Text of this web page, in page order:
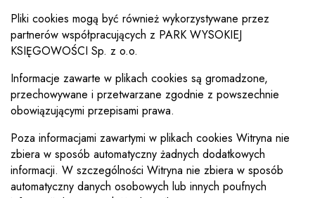
Pliki cookies mogą być również wykorzystywane przez
partnerów współpracujących z PARK WYSOKIEJ
KSIĘGOWOŚCI Sp. z o.o.
Informacje zawarte w plikach cookies są gromadzone,
przechowywane i przetwarzane zgodnie z powszechnie
obowiązującymi przepisami prawa.
Poza informacjami zawartymi w plikach cookies Witryna nie
zbiera w sposób automatyczny żadnych dodatkowych
informacji. W szczególności Witryna nie zbiera w sposób
automatyczny danych osobowych lub innych poufnych